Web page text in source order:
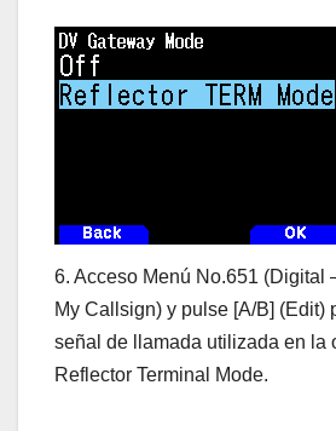
6. Acceso Menú No.651 (Digital
My Callsign) y pulse [A/B] (Edit)
señal de llamada utilizada en la
Reflector Terminal Mode.